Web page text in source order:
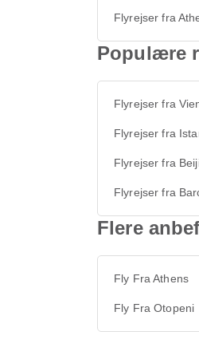
Flyrejser fra
Populære
Flyrejser fra
Flyrejser fra
Flyrejser fra
Flyrejser fra
Flere
Fly Fra Athens
Fly Fra Otopeni